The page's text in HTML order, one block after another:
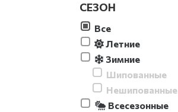
СЕЗОН
Все
Летние
Зимние
Шипованные
Нешипованные
Всесезонные